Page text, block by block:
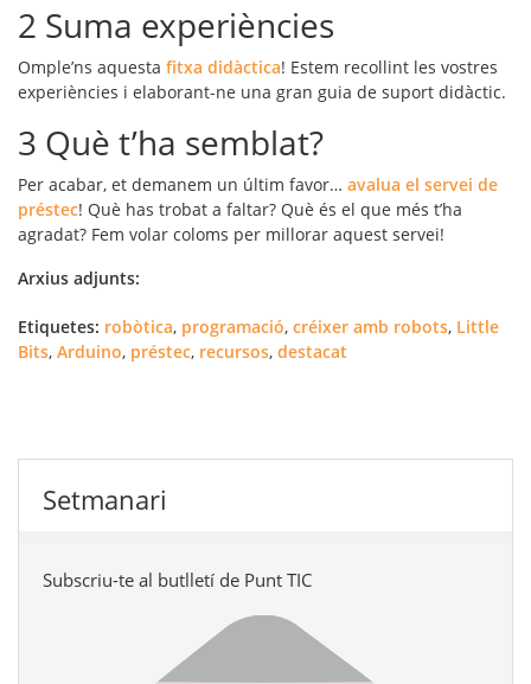
2 Suma experiències
Omple’ns aquesta fitxa didàctica! Estem recollint les vostres
experiències i elaborant-ne una gran guia de suport didàctic.
3 Què t’ha semblat?
Per acabar, et demanem un últim favor… avalua el servei de
préstec! Què has trobat a faltar? Què és el que més t’ha
agradat? Fem volar coloms per millorar aquest servei!
Arxius adjunts:
Etiquetes: robòtica, programació, créixer amb robots, Little
Bits, Arduino, préstec, recursos, destacat
Setmanari
Subscriu-te al butlletí de Punt TIC